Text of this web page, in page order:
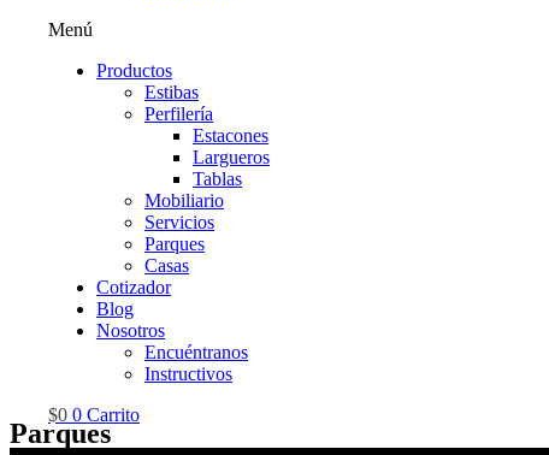
Menú
Productos
Estibas
Perfilería
Estacones
Largueros
Tablas
Mobiliario
Servicios
Parques
Casas
Cotizador
Blog
Nosotros
Encuéntranos
Instructivos
$0 0 Carrito
Parques